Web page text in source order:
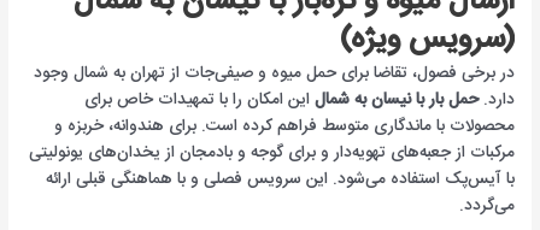
(سرویس ویژه)
در برخی فصول، تقاضا برای حمل میوه و صیفی‌جات از تهران به شمال وجود
دارد.حمل بار با نیسان به شمال این امکان را با تمهیدات خاص برای
محصولات با ماندگاری متوسط فراهم کرده است. برای هندوانه، خربزه و
مرکبات از جعبه‌های تهویه‌دار و برای گوجه و بادمجان از یخدان‌های یونولیتی
با آیس‌پک استفاده می‌شود. این سرویس فصلی و با هماهنگی قبلی ارائه
می‌گردد.